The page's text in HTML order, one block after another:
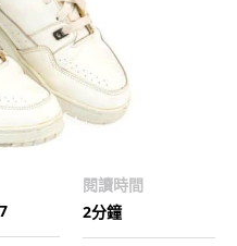
閱讀時間
2分鐘